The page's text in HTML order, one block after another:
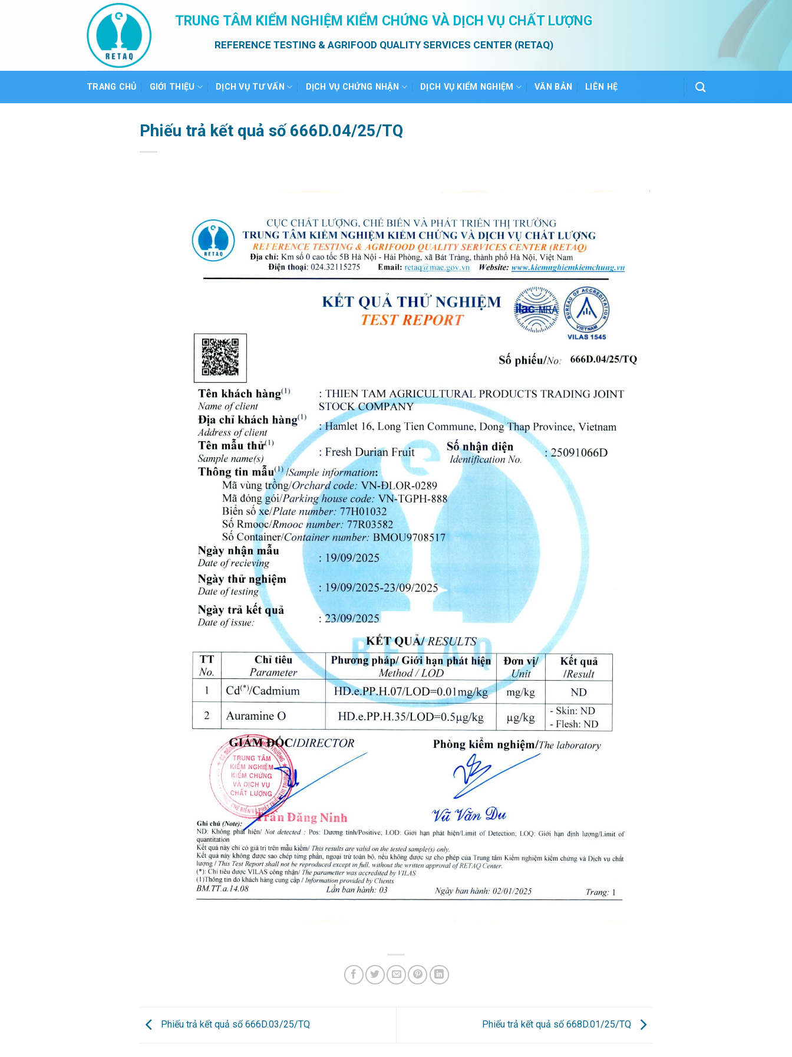
TRUNG TÂM KIỂM NGHIỆM KIỂM CHỨNG VÀ DỊCH VỤ CHẤT LƯỢNG
REFERENCE TESTING & AGRIFOOD QUALITY SERVICES CENTER (RETAQ)
TRANG CHỦ GIỚI THIỆU DỊCH VỤ TƯ VẤN DỊCH VỤ CHỨNG NHẬN DỊCH VỤ KIỂM NGHIỆM VĂN BẢN LIÊN HỆ
Phiếu trả kết quả số 666D.04/25/TQ
Phiếu trả kết quả số 666D.03/25/TQ Phiếu trả kết quả số 668D.01/25/TQ